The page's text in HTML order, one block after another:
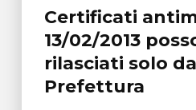
Certificati
13/02/2013
rilasciati solo
Prefettura